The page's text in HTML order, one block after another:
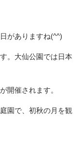
がありますね(^^)
。大仙公園では日本
開催されます。
園で、初秋の月を観